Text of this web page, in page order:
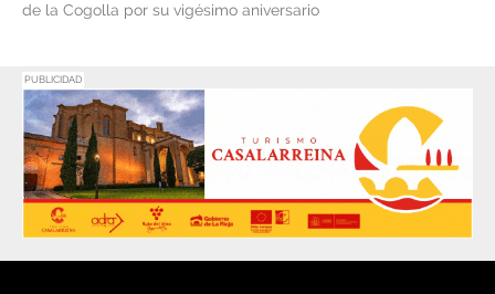
de la Cogolla por su vigésimo aniversario
PUBLICIDAD